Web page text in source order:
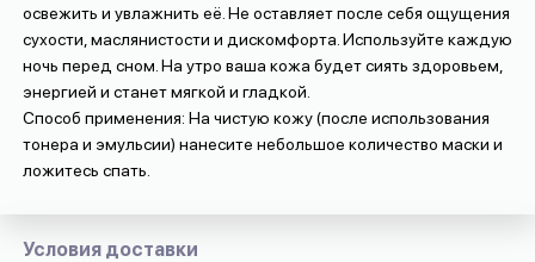
освежить и увлажнить её. Не оставляет после себя ощущения
сухости, маслянистости и дискомфорта. Используйте каждую
ночь перед сном. На утро ваша кожа будет сиять здоровьем,
энергией и станет мягкой и гладкой.
Способ применения: На чистую кожу (после использования
тонера и эмульсии) нанесите небольшое количество маски и
ложитесь спать.
Условия доставки